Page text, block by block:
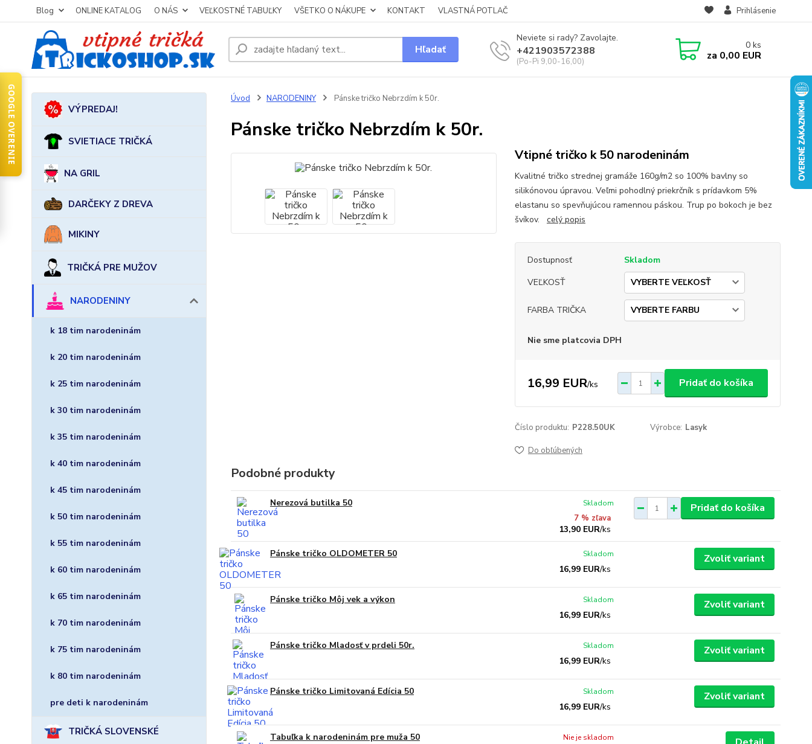
Blog ONLINE KATALOG O NÁS VEĽKOSTNÉ TABUĽKY VŠETKO O NÁKUPE KONTAKT VLASTNÁ POTLAČ Prihlásenie
Hľadať
Neviete si rady? Zavolajte.
+421903572388
(Po-Pi 9,00-16,00)
0 ks
za 0,00 EUR
VÝPREDAJ!
SVIETIACE TRIČKÁ
NA GRIL
DARČEKY Z DREVA
MIKINY
TRIČKÁ PRE MUŽOV
NARODENINY
k 18 tim narodeninám
k 20 tim narodeninám
k 25 tim narodeninám
k 30 tim narodeninám
k 35 tim narodeninám
k 40 tim narodeninám
k 45 tim narodeninám
k 50 tim narodeninám
k 55 tim narodeninám
k 60 tim narodeninám
k 65 tim narodeninám
k 70 tim narodeninám
k 75 tim narodeninám
k 80 tim narodeninám
pre deti k narodeninám
TRIČKÁ SLOVENSKÉ
Úvod NARODENINY Pánske tričko Nebrzdím k 50r.
Pánske tričko Nebrzdím k 50r.
Vtipné tričko k 50 narodeninám
Kvalitné tričko strednej gramáže 160g/m2 so 100% bavlny so
silikónovou úpravou. Veľmi pohodlný priekrčník s prídavkom 5%
elastanu so spevňujúcou ramennou páskou. Trup po bokoch je bez
švíkov. celý popis
Dostupnosť
Skladom
VEĽKOSŤ
FARBA TRIČKA
Nie sme platcovia DPH
16,99 EUR/ks Pridať do košíka
Číslo produktu: P228.50UK Výrobce: Lasyk
Do obľúbených
Podobné produkty
Nerezová butilka 50
7 % zľava
13,90 EUR/ks
Skladom Pridať do košíka
Pánske tričko OLDOMETER 50
16,99 EUR/ks
Skladom Zvoliť variant
Pánske tričko Môj vek a výkon
16,99 EUR/ks
Skladom Zvoliť variant
Pánske tričko Mladosť v prdeli 50r.
16,99 EUR/ks
Skladom Zvoliť variant
Pánske tričko Limitovaná Edícia 50
16,99 EUR/ks
Skladom Zvoliť variant
Tabuľka k narodeninám pre muža 50
Nie je skladom
GOOGLE OVERENIE